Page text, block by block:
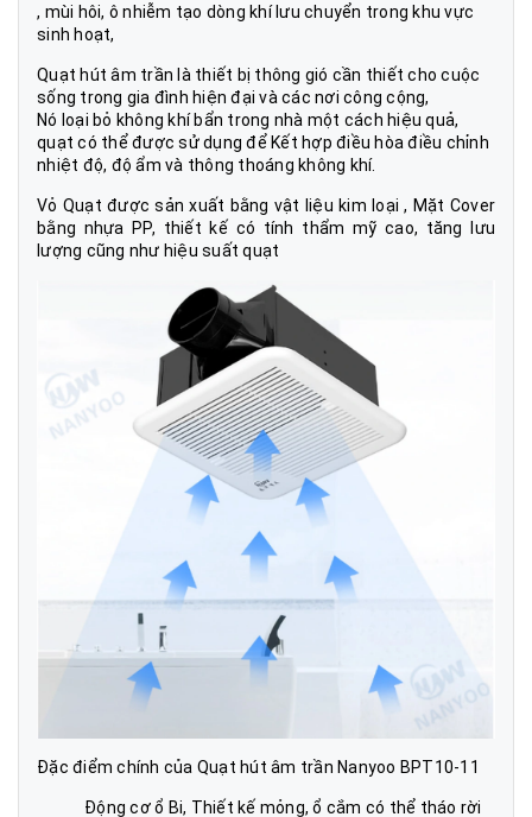
, mùi hôi, ô nhiễm tạo dòng khí lưu chuyển trong khu vực
sinh hoạt,
Quạt hút âm trần là thiết bị thông gió cần thiết cho cuộc
sống trong gia đình hiện đại và các nơi công cộng,
Nó loại bỏ không khí bẩn trong nhà một cách hiệu quả,
quạt có thể được sử dụng để Kết hợp điều hòa điều chỉnh
nhiệt độ, độ ẩm và thông thoáng không khí.
Vỏ Quạt được sản xuất bằng vật liệu kim loại , Mặt Cover
bằng nhựa PP, thiết kế có tính thẩm mỹ cao, tăng lưu
lượng cũng như hiệu suất quạt
Đặc điểm chính của Quạt hút âm trần Nanyoo BPT10-11
Động cơ ổ Bi, Thiết kế mỏng, ổ cắm có thể tháo rời